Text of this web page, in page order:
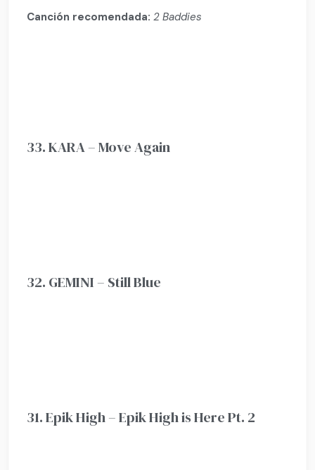
Canción recomendada: 2 Baddies
33. KARA – Move Again
32. GEMINI – Still Blue
31. Epik High – Epik High is Here Pt. 2